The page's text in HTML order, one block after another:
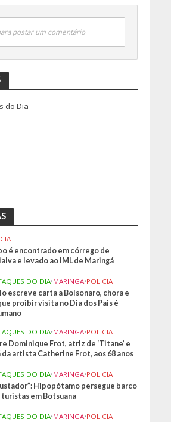
postar um comentário
do Dia
é encontrado em córrego de
e levado ao IML de Maringá
DO DIA•MARINGA•POLICIA
escreve carta a Bolsonaro, chora e
proibir visita no Dia dos Pais é
DO DIA•MARINGA•POLICIA
Dominique Frot, atriz de ‘Titane’ e
da artista Catherine Frot, aos 68 anos
DO DIA•MARINGA•POLICIA
Hipopótamo persegue barco
turistas em Botsuana
DO DIA•MARINGA•POLICIA